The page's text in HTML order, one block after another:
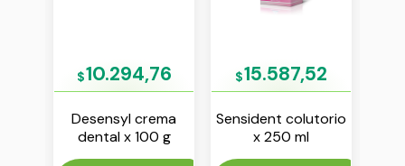
$10.294,76
Desensyl crema
dental x 100 g
$15.587,52
Sensident colutorio
x 250 ml